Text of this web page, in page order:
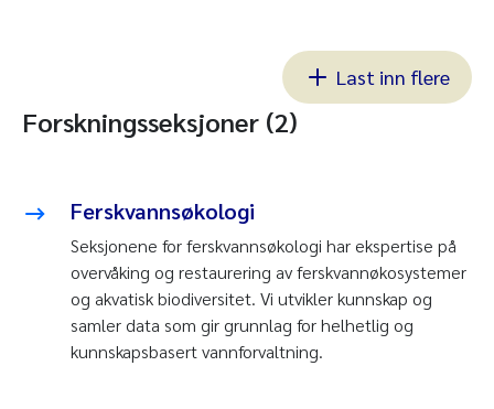
Last inn flere
Forskningsseksjoner (2)
Ferskvannsøkologi
Seksjonene for ferskvannsøkologi har ekspertise på
overvåking og restaurering av ferskvannøkosystemer
og akvatisk biodiversitet. Vi utvikler kunnskap og
samler data som gir grunnlag for helhetlig og
kunnskapsbasert vannforvaltning.